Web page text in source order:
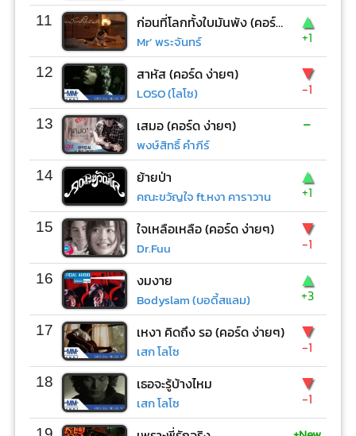
11 ก่อนที่โลกทั้งใบมันพัง (คอร์ด ง่ายๆ)
Mr’ พระจันทร์
▲
+1
12 สาหัส (คอร์ด ง่ายๆ)
LOSO (โลโซ)
▼
-1
13 เสมอ (คอร์ด ง่ายๆ)
พงษ์สิทธิ์ คำภีร์
-
14 ย้ายป่า
คณะขวัญใจ ft.หงา คาราวาน
▲
+1
15 ใจเหลือเหลือ (คอร์ด ง่ายๆ)
Dr.Fuu
▼
-1
16 งมงาย
Bodyslam (บอดี้สแลม)
▲
+3
17 เหงา คิดถึง รอ (คอร์ด ง่ายๆ)
เสก โลโซ
▼
-1
18 เธอจะรู้บ้างไหม
เสก โลโซ
▼
-1